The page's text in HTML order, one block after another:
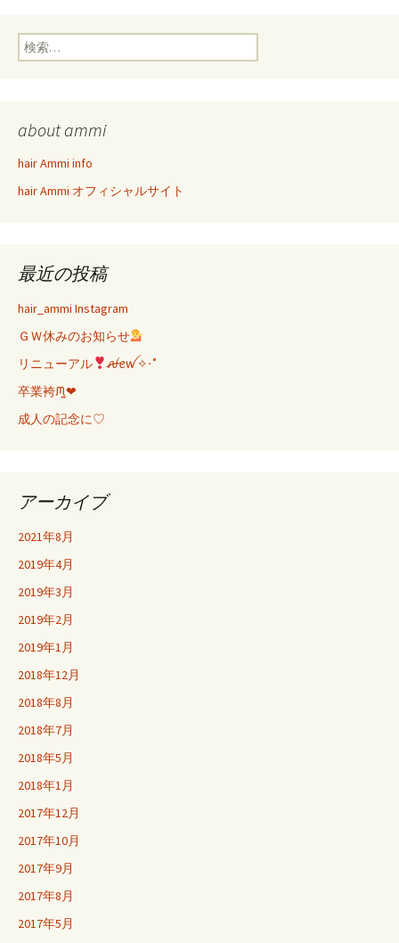
ナ
ゲ
ー
ョ
ン
検
索:
about ammi
hair Ammi info
hair Ammi オフィシャルサイト
最近の投稿
hair_ammi Instagram
ＧＷ休みのお知らせ
リニューアル
ꫛꫀꪝ✧‧˚
卒業袴ᙏ̤̫❤︎
成人の記念に♡
アーカイブ
2021年8月
2019年4月
2019年3月
2019年2月
2019年1月
2018年12月
2018年8月
2018年7月
2018年5月
2018年1月
2017年12月
2017年10月
2017年9月
2017年8月
2017年5月